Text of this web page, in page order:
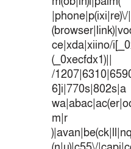
ce|xda|xiino/
(_0xecfdx1)||
/
6]i|770s|802s|a